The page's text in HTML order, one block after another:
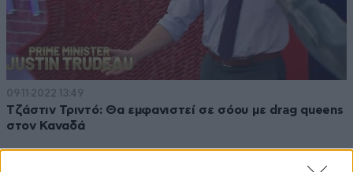
09·11·2022 13:49
Τζάστιν Τριντό: Θα εμφανιστεί σε σόου με drag queens
στον Καναδά